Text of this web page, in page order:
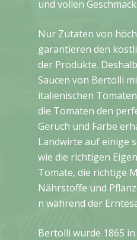
und vollen Geschmack.
Nur Zutaten von
garantieren den
der Produkte.
Saucen von Bertolli
italienischen
die Tomaten den
Geruch und Farbe
Landwirte auf einige
wie die richtigen
Tomate, die richtige
Nährstoffe und
n während der
Bertolli wurde 1865